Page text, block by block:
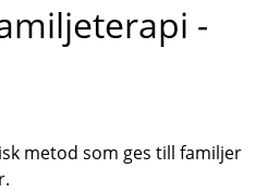
-
metod som ges till familjer